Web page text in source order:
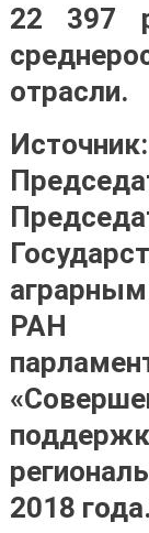
22 397
отрасли.
РАН
2018 года.